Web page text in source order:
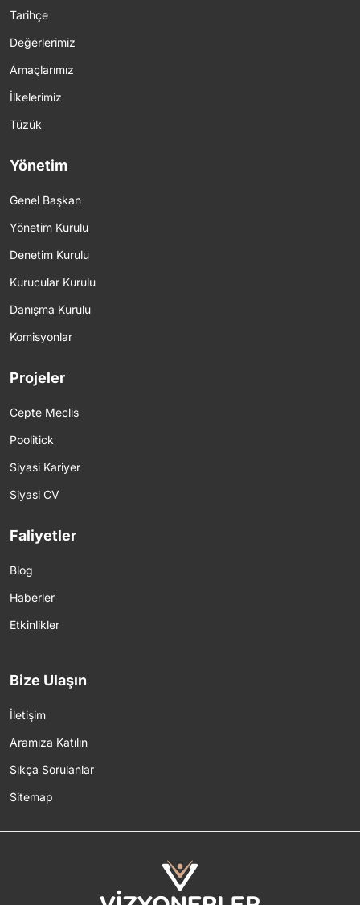
Tarihçe
Değerlerimiz
Amaçlarımız
İlkelerimiz
Tüzük
Yönetim
Genel Başkan
Yönetim Kurulu
Denetim Kurulu
Kurucular Kurulu
Danışma Kurulu
Komisyonlar
Projeler
Cepte Meclis
Poolitick
Siyasi Kariyer
Siyasi CV
Faliyetler
Blog
Haberler
Etkinlikler
Bize Ulaşın
İletişim
Aramıza Katılın
Sıkça Sorulanlar
Sitemap